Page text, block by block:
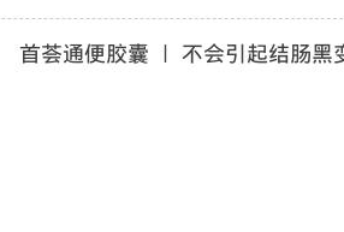
首荟通便胶囊 | 不会引起结肠黑